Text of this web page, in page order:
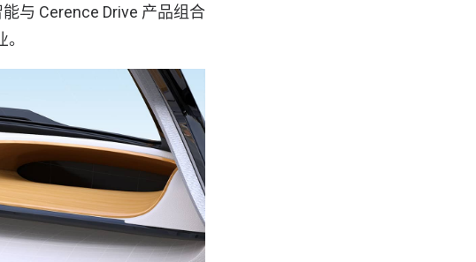
与 Cerence Drive 产品组合